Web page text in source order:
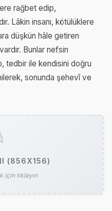
rağbet edip,
Lâkin insanı, kötülüklere
düşkün hâle getiren
Bunlar nefsin
tedbir ile kendisini doğru
sonunda şehevî ve
(856X156)
için tıklayın